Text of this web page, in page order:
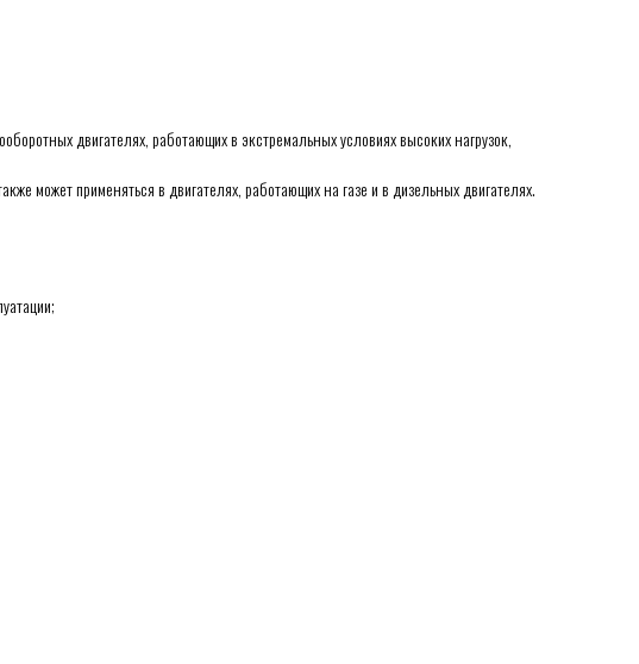
двигателях, работающих в экстремальных условиях высоких нагрузок,
может применяться в двигателях, работающих на газе и в дизельных двигателях.